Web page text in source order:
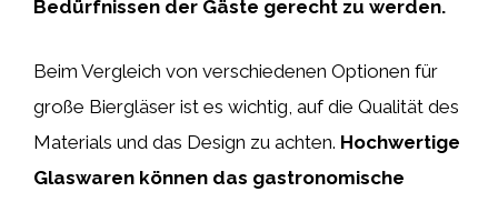
Bedürfnissen der Gäste gerecht zu werden.
Beim Vergleich von verschiedenen Optionen für
große Biergläser ist es wichtig, auf die Qualität des
Materials und das Design zu achten. Hochwertige
Glaswaren können das gastronomische